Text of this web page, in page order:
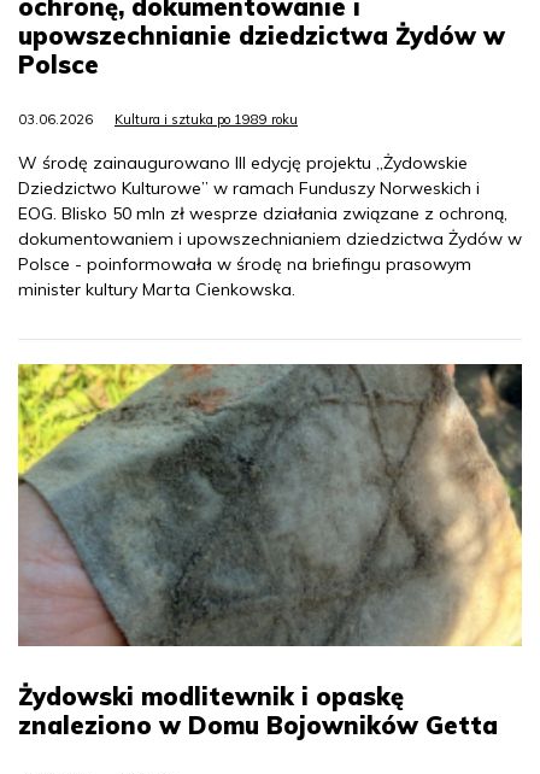
ochronę, dokumentowanie i
upowszechnianie dziedzictwa Żydów w
Polsce
03.06.2026 Kultura i sztuka po 1989 roku
W środę zainaugurowano III edycję projektu „Żydowskie
Dziedzictwo Kulturowe” w ramach Funduszy Norweskich i
EOG. Blisko 50 mln zł wesprze działania związane z ochroną,
dokumentowaniem i upowszechnianiem dziedzictwa Żydów w
Polsce - poinformowała w środę na briefingu prasowym
minister kultury Marta Cienkowska.
Żydowski modlitewnik i opaskę
znaleziono w Domu Bojowników Getta